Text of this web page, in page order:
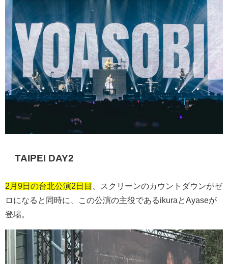
TAIPEI DAY2
2月9日の台北公演2日目
、スクリーンのカウントダウンがゼ
ロになると同時に、この公演の主役であるikura と Ayaseが
登場。